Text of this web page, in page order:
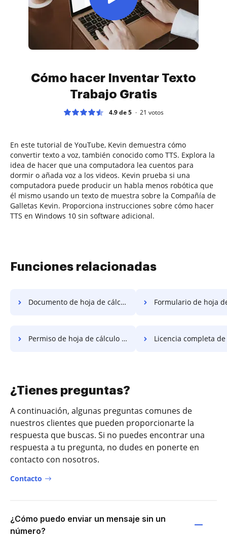
Cómo hacer Inventar Texto
Trabajo Gratis
4.9 de 5 21 votos
En este tutorial de YouTube, Kevin demuestra cómo
convertir texto a voz, también conocido como TTS. Explora la
idea de hacer que una computadora lea cuentos para
dormir o añada voz a los videos. Kevin prueba si una
computadora puede producir un habla menos robótica que
él mismo usando un texto de muestra sobre la Compañía de
Galletas Kevin. Proporciona instrucciones sobre cómo hacer
TTS en Windows 10 sin software adicional.
Funciones relacionadas
Documento de hoja de cálculo completo Formulario de hoja de cálculo
Permiso de hoja de cálculo completa Licencia completa de hoja
¿Tienes preguntas?
A continuación, algunas preguntas comunes de
nuestros clientes que pueden proporcionarte la
respuesta que buscas. Si no puedes encontrar una
respuesta a tu pregunta, no dudes en ponerte en
contacto con nosotros.
Contacto
¿Cómo puedo enviar un mensaje sin un
número?